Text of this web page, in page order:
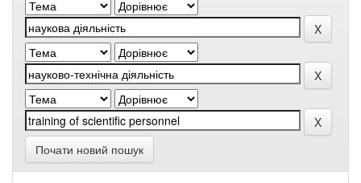
Почати новий пошук